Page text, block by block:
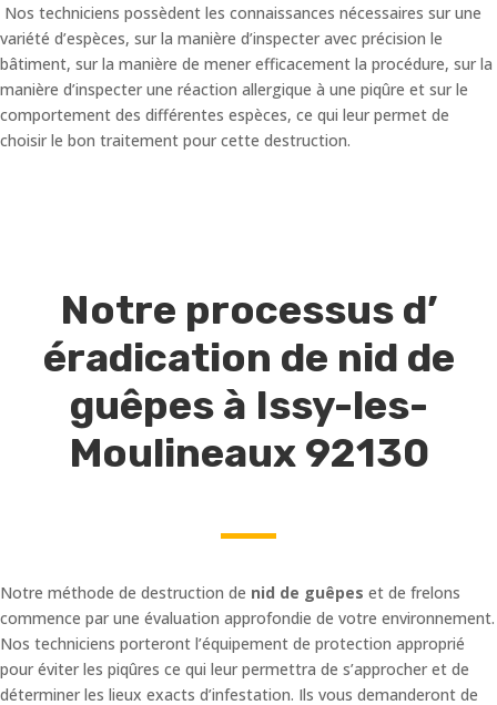
Nos techniciens possèdent les connaissances nécessaires sur une
variété d’espèces, sur la manière d’inspecter avec précision le
bâtiment, sur la manière de mener efficacement la procédure, sur la
manière d’inspecter une réaction allergique à une piqûre et sur le
comportement des différentes espèces, ce qui leur permet de
choisir le bon traitement pour cette destruction.
Notre processus d’
éradication de nid de
guêpes à Issy-les-
Moulineaux 92130
Notre méthode de destruction de nid de guêpes et de frelons
commence par une évaluation approfondie de votre environnement.
Nos techniciens porteront l’équipement de protection approprié
pour éviter les piqûres ce qui leur permettra de s’approcher et de
déterminer les lieux exacts d’infestation. Ils vous demanderont de